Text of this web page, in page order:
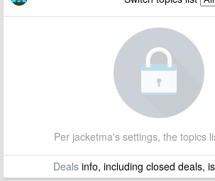
Per jacketma's settings, the topics
Dealsinfo, including closed deals,